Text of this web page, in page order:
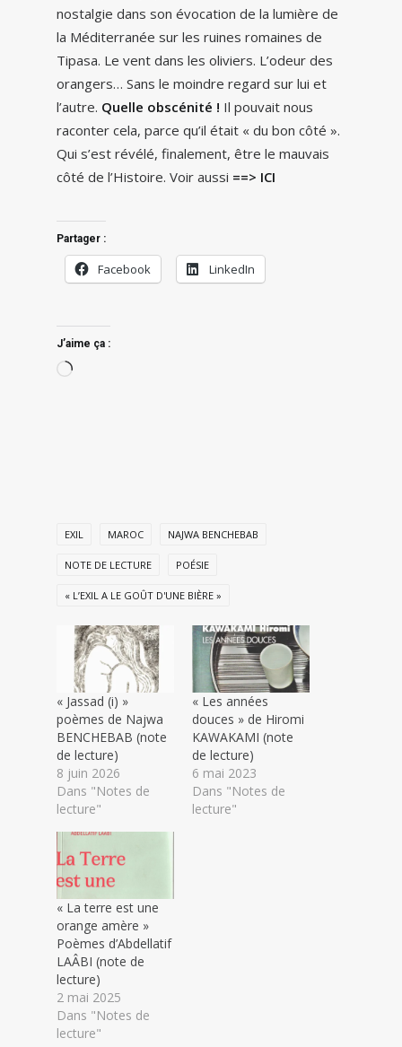
nostalgie dans son évocation de la lumière de
la Méditerranée sur les ruines romaines de
Tipasa. Le vent dans les oliviers. L’odeur des
orangers… Sans le moindre regard sur lui et
l’autre. Quelle obscénité ! Il pouvait nous
raconter cela, parce qu’il était « du bon côté ».
Qui s’est révélé, finalement, être le mauvais
côté de l’Histoire. Voir aussi ==> ICI
Partager :
Facebook LinkedIn
J’aime ça :
Chargement…
EXIL MAROC NAJWA BENCHEBAB
NOTE DE LECTURE POÉSIE
« L’EXIL A LE GOÛT D'UNE BIÈRE »
« Jassad (i) »
poèmes de Najwa
BENCHEBAB (note
de lecture)
8 juin 2026
Dans "Notes de
lecture"
« Les années
douces » de Hiromi
KAWAKAMI (note
de lecture)
6 mai 2023
Dans "Notes de
lecture"
« La terre est une
orange amère »
Poèmes d’Abdellatif
LAÂBI (note de
lecture)
2 mai 2025
Dans "Notes de
lecture"